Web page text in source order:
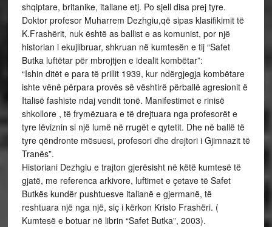
shqiptare, britanike, italiane etj. Po sjell disa prej tyre.
Doktor profesor Muharrem Dezhgiu,që sipas klasifikimit të
K.Frashërit, nuk është as ballist e as komunist, por një
historian i ekujlibruar, shkruan në kumtesën e tij “Safet
Butka luftëtar për mbrojtjen e idealit kombëtar”:
“Ishin ditët e para të prillit 1939, kur ndërgjegja kombëtare
ishte vënë përpara provës së vështirë përballë agresionit ë
Italisë fashiste ndaj vendit tonë. Manifestimet e rinisë
shkollore , të frymëzuara e të drejtuara nga profesorët e
tyre lëviznin si një lumë në rrugët e qytetit. Dhe në ballë të
tyre qëndronte mësuesi, profesori dhe drejtori i Gjimnazit të
Tranës”.
Historiani Dezhgiu e trajton gjerësisht në këtë kumtesë të
gjatë, me referenca arkivore, luftimet e çetave të Safet
Butkës kundër pushtuesve italianë e gjermanë, të
reshtuara një nga një, siç i kërkon Kristo Frashëri. (
Kumtesë e botuar në librin “Safet Butka”, 2003).